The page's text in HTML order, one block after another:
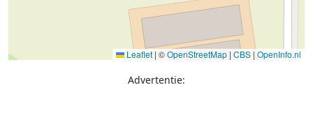
Leaflet | ©OpenStreetMap | CBS | OpenInfo.nl
Advertentie: